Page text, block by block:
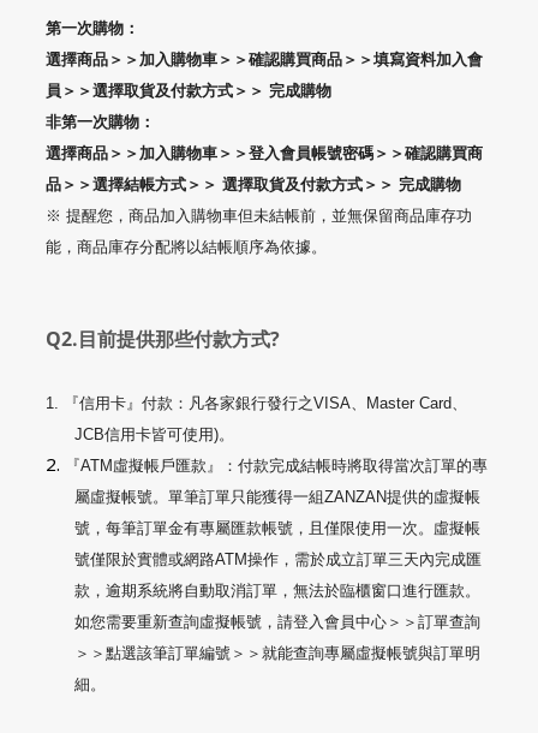
第一次購物：
選擇商品＞＞加入購物車＞＞確認購買商品＞＞填寫資料加入會
員＞＞選擇取貨及付款方式＞＞ 完成購物
非第一次購物：
選擇商品＞＞加入購物車＞＞登入會員帳號密碼＞＞確認購買商
品＞＞選擇結帳方式＞＞ 選擇取貨及付款方式＞＞ 完成購物
※ 提醒您，商品加入購物車但未結帳前，並無保留商品庫存功
能，商品庫存分配將以結帳順序為依據。
Q2.目前提供那些付款方式?
1. 『信用卡』付款：凡各家銀行發行之VISA、 Master Card、
JCB信用卡皆可使用)。
2. 『ATM 虛擬帳戶匯款』：付款完成結帳時將取得當次訂單的專
屬虛擬帳號。單筆訂單只能獲得一組ZANZAN提供的虛擬帳
號，每筆訂單金有專屬匯款帳號，且僅限使用一次。虛擬帳
號僅限於實體或網路ATM操作，需於成立訂單三天內完成匯
款，逾期系統將自動取消訂單，無法於臨櫃窗口進行匯款。
如您需要重新查詢虛擬帳號，請登入會員中心＞＞訂單查詢
＞＞點選該筆訂單編號＞＞就能查詢專屬虛擬帳號與訂單明
細。